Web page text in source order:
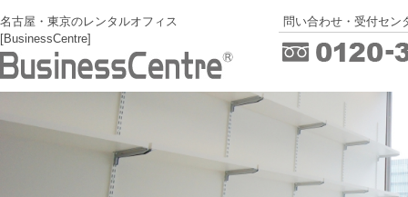
名古屋・東京のレンタルオフィス
[BusinessCentre]
問い合わせ・受付セン